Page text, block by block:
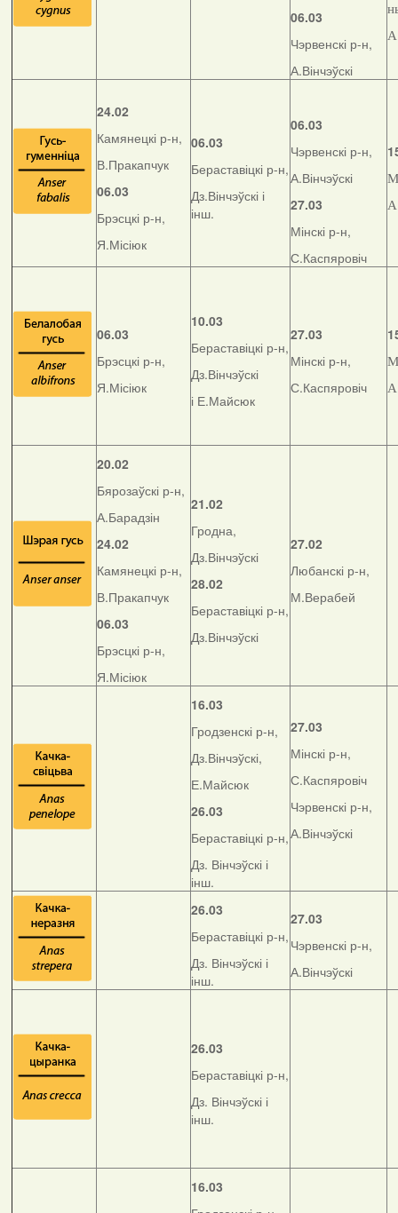
06.03
Чэрвенскі р-н,
А.Вінчэўскі
24.02
Камянецкі р-н,
В.Пракапчук
06.03
Брэсцкі р-н,
Я.Місіюк
06.03
Бераставіцкі р-н,
Дз.Вінчэўскі і
інш.
06.03
Чэрвенскі р-н,
А.Вінчэўскі
27.03
Мінскі р-н,
С.Каспяровіч
06.03
Брэсцкі р-н,
Я.Місіюк
10.03
Бераставіцкі р-н,
Дз.Вінчэўскі
і Е.Майсюк
27.03
Мінскі р-н,
С.Каспяровіч
20.02
Бярозаўскі р-н,
А.Барадзін
24.02
Камянецкі р-н,
В.Пракапчук
06.03
Брэсцкі р-н,
Я.Місіюк
21.02
Гродна,
Дз.Вінчэўскі
28.02
Бераставіцкі р-н,
Дз.Вінчэўскі
27.02
Любанскі р-н,
М.Верабей
16.03
Гродзенскі р-н,
Дз.Вінчэўскі,
Е.Майсюк
26.03
Бераставіцкі р-н,
Дз. Вінчэўскі і
інш.
27.03
Мінскі р-н,
С.Каспяровіч
Чэрвенскі р-н,
А.Вінчэўскі
26.03
Бераставіцкі р-н,
Дз. Вінчэўскі і
інш.
27.03
Чэрвенскі р-н,
А.Вінчэўскі
26.03
Бераставіцкі р-н,
Дз. Вінчэўскі і
інш.
16.03